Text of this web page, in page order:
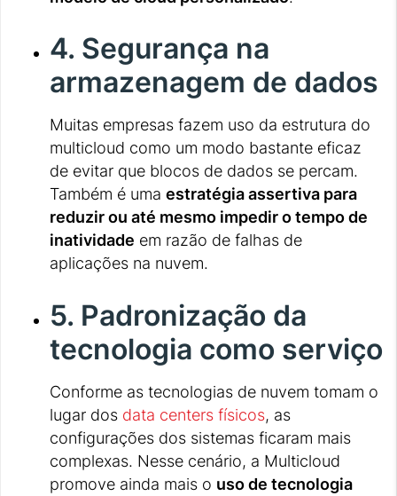
4. Segurança na
armazenagem de dados
Muitas empresas fazem uso da estrutura do
multicloud como um modo bastante eficaz
de evitar que blocos de dados se percam.
Também é uma estratégia assertiva para
reduzir ou até mesmo impedir o tempo de
inatividade em razão de falhas de
aplicações na nuvem.
5. Padronização da
tecnologia como serviço
Conforme as tecnologias de nuvem tomam o
lugar dos data centers físicos, as
configurações dos sistemas ficaram mais
complexas. Nesse cenário, a Multicloud
promove ainda mais o uso de tecnologia